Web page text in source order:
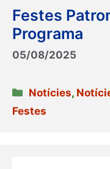
Festes
Programa
05/08/2025
Categories
Notícies,
Festes